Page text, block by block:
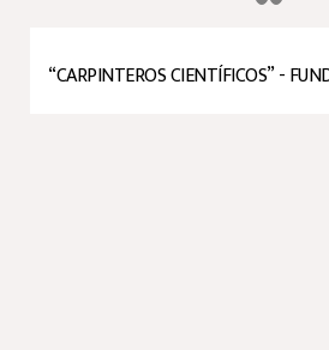
“CARPINTEROS CIENTÍFICOS” -